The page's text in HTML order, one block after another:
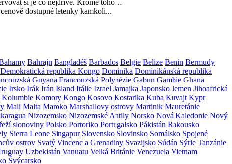
si je co nejdříve. Kromě toho…
dostupné letenky kamkoli...
Bahrajn Bangladéš Barbados Belgie Belize Benin Bermudy
Demokratická republika Kongo Dominika Dominikánská republika
Guyana Francouzská Polynézie Gabun Gambie Ghana
Irsko Irák Irán Island Itálie Izrael Jamajka Japonsko Jemen Jihoafrická
Kolumbie Komory Kongo Kosovo Kostarika Kuba Kuvajt Kypr
Mali Malta Maroko Marshallovy ostrovy Martinik Mauretánie
Nizozemsko Nizozemské Antily Norsko Nová Kaledonie Nový
slonoviny Polsko Portoriko Portugalsko Pákistán Rakousko
Sierra Leone Singapur Slovensko Slovinsko Somálsko Spojené
ostrov Svatý Vincenc a Grenadiny Svazijsko Súdán Sýrie Tanzánie
Uzbekistán Vanuatu Velká Británie Venezuela Vietnam
Švýcarsko